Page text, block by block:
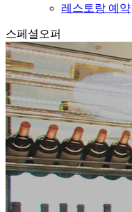
레스토랑 예약
스페셜오퍼